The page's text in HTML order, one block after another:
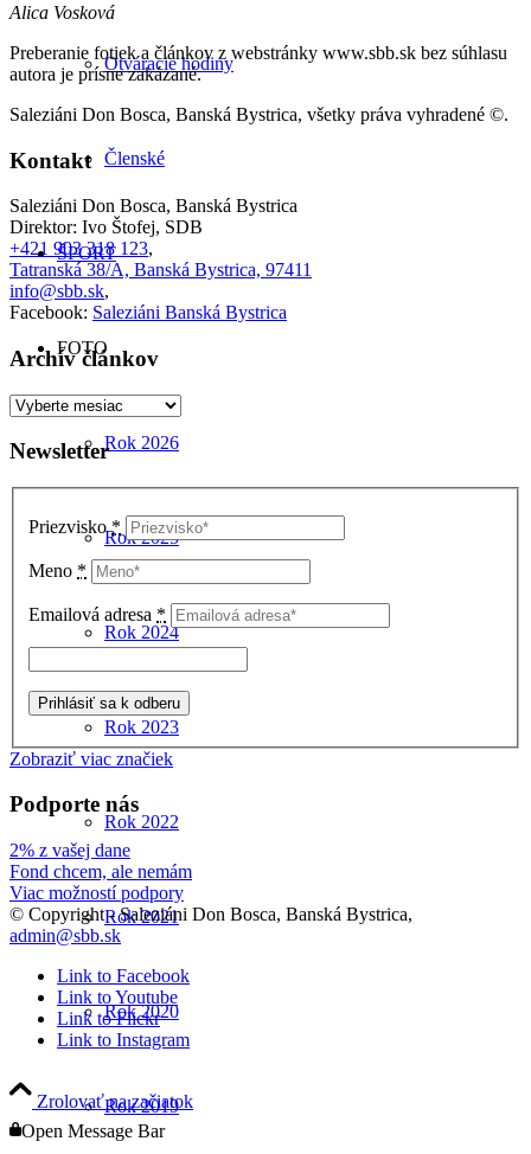
Otváracie hodiny
Členské
ŠPORT
FOTO
Rok 2026
Rok 2025
Rok 2024
Rok 2023
Rok 2022
Rok 2021
Rok 2020
Rok 2019
Alica Vosková
Preberanie fotiek a článkov z webstránky www.sbb.sk bez súhlasu
autora je prísne zakázané.
Saleziáni Don Bosca, Banská Bystrica, všetky práva vyhradené ©.
Kontakt
Saleziáni Don Bosca, Banská Bystrica
Direktor: Ivo Štofej, SDB
+421 903 318 123,
Tatranská 38/A, Banská Bystrica, 97411
info@sbb.sk,
Facebook: Saleziáni Banská Bystrica
Archív článkov
Archív
Newsletter
Priezvisko*
Meno *
Emailová adresa *
Zobraziť viac značiek
Podporte nás
2% z vašej dane
Fond chcem, ale nemám
Viac možností podpory
© Copyright - Saleziáni Don Bosca, Banská Bystrica,
admin@sbb.sk
Link to Facebook
Link to Youtube
Link to Flickr
Link to Instagram
Zrolovať na začiatok
Open Message Bar